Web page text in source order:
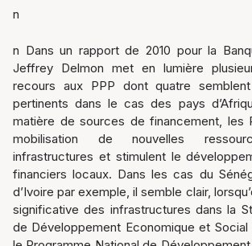
n
n Dans un rapport de 2010 pour la
Jeffrey Delmon met en lumière
recours aux PPP dont quatre semblent
pertinents dans le cas des pays
matière de sources de financement, les
mobilisation de nouvelles
infrastructures et stimulent le
financiers locaux. Dans les cas du
d’Ivoire par exemple, il semble clair,
significative des infrastructures dans la
de Développement Economique et Social